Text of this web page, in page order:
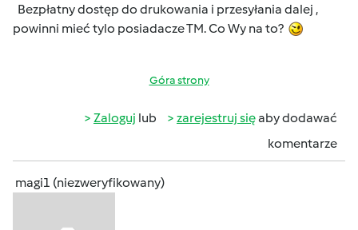
Bezpłatny dostęp do drukowania i przesyłania dalej ,
powinni mieć tylo posiadacze TM. Co Wy na to?
Góra strony
Zaloguj lub zarejestruj sięaby dodawać
komentarze
magi1 (niezweryfikowany)